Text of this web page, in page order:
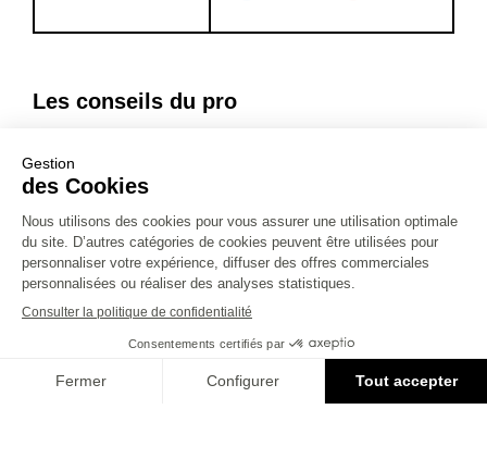
Les conseils du pro
2ème coup. Le green est surélevé et bien défendu,
donc si vous ne parvenez pas à vous rapprocher, il
vaut mieux jouer prudemment et viser le bogey.
Trou précédent Trou suivant